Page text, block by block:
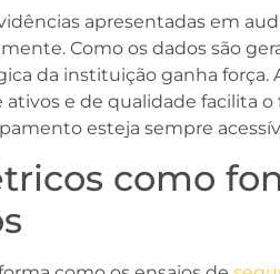
apresentadas em
Como os dados são
da instituição ganha força.
e de qualidade facilita
esteja sempre
como